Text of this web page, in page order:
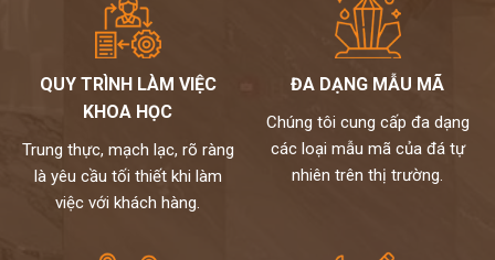
QUY TRÌNH LÀM VIỆC
KHOA HỌC
Trung thực, mạch lạc, rõ ràng
là yêu cầu tối thiết khi làm
việc với khách hàng.
ĐA DẠNG MẪU MÃ
Chúng tôi cung cấp đa dạng
các loại mẫu mã của đá tự
nhiên trên thị trường.